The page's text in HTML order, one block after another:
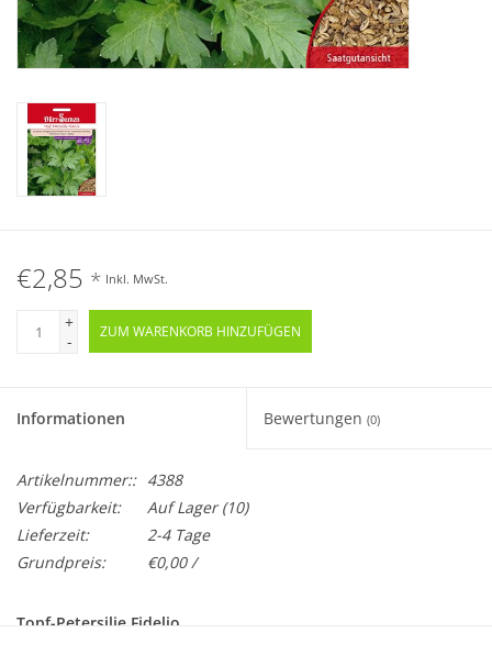
€2,85 * Inkl. MwSt.
+
-
ZUM WARENKORB HINZUFÜGEN
Informationen Bewertungen (0)
Artikelnummer:: 4388
Verfügbarkeit:
Auf Lager(10)
Lieferzeit:
2-4 Tage
Grundpreis:
€0,00 /
Topf-Petersilie Fidelio